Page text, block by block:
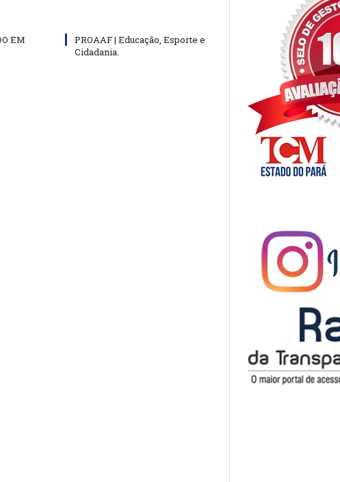
EM
PROAAF | Educação, Esporte e
Cidadania.